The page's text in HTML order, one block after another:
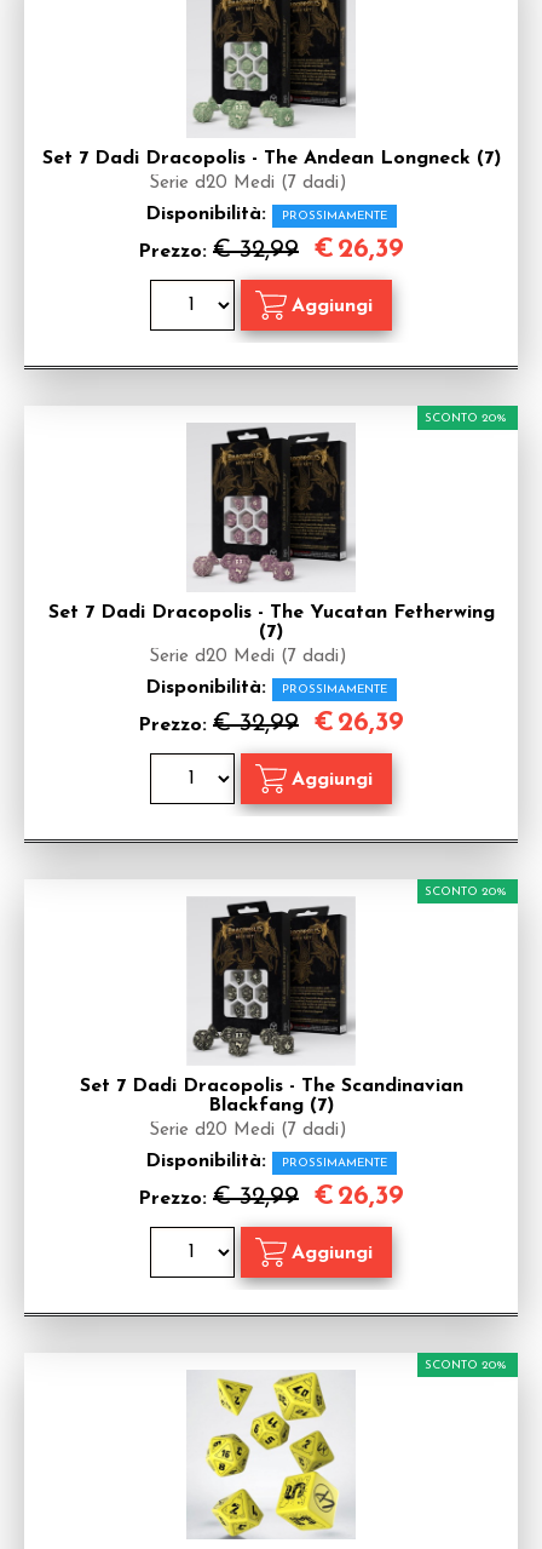
Set 7 Dadi Dracopolis - The Andean Longneck (7)
Serie d20 Medi (7 dadi)
Disponibilità: PROSSIMAMENTE
Prezzo: € 32,99 € 26,39
Set 7 Dadi Dracopolis - The Yucatan Fetherwing
(7)
Serie d20 Medi (7 dadi)
Disponibilità: PROSSIMAMENTE
Prezzo: € 32,99
SCONTO 20%
€ 26,39
Set 7 Dadi Dracopolis - The Scandinavian
Blackfang (7)
Serie d20 Medi (7 dadi)
Disponibilità: PROSSIMAMENTE
Prezzo: € 32,99
SCONTO 20%
€ 26,39
SCONTO 20%